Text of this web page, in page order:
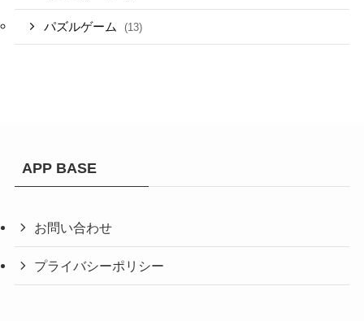
パズルゲーム (13)
APP BASE
お問い合わせ
プライバシーポリシー